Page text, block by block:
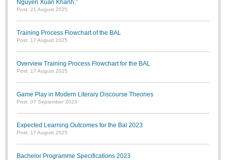
Nguyễn Xuân Khánh.”
Post: 21 August 2025
Training Process Flowchart of the BAL
Post: 17 August 2025
Overview Training Process Flowchart for the BAL
Post: 17 August 2025
Game Play in Modern Literary Discourse Theories
Post: 07 September 2023
Expected Learning Outcomes for the Bal 2023
Post: 17 August 2025
Bachelor Programme Specifications 2023